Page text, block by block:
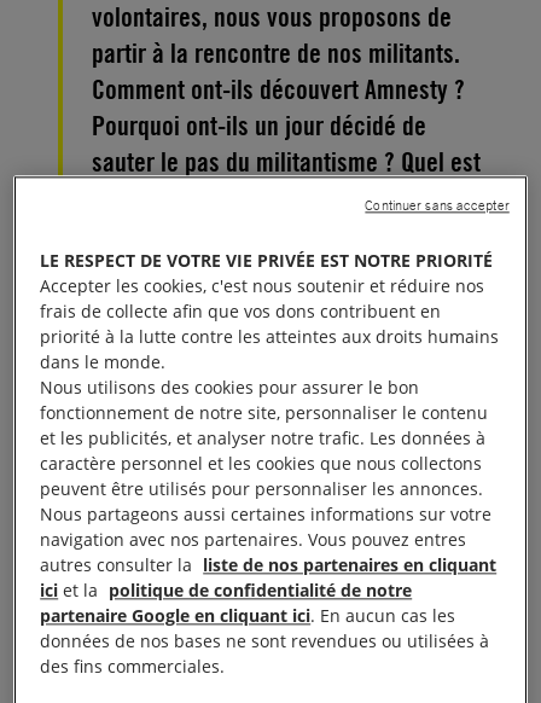
volontaires, nous vous proposons de
partir à la rencontre de nos militants.
Comment ont-ils découvert Amnesty ?
Pourquoi ont-ils un jour décidé de
sauter le pas du militantisme ? Quel est
leur espoir le plus fou ou leur plus belle
rencontre de Xavier, 50 ans, membre
d’Amnesty depuis 1994 !
LE RESPECT DE VOTRE VIE PRIVÉE EST NOTRE PRIORITÉ
Accepter les cookies, c'est nous soutenir et réduire nos
frais de collecte afin que vos dons contribuent en
priorité à la lutte contre les atteintes aux droits humains
dans le monde.
Nous utilisons des cookies pour assurer le bon
fonctionnement de notre site, personnaliser le contenu
et les publicités, et analyser notre trafic. Les données à
caractère personnel et les cookies que nous collectons
peuvent être utilisés pour personnaliser les annonces.
Nous partageons aussi certaines informations sur votre
navigation avec nos partenaires. Vous pouvez entres
autres consulter la liste de nos partenaires en cliquant
ici et la politique de confidentialité de notre
partenaire Google en cliquant ici. En aucun cas les
données de nos bases ne sont revendues ou utilisées à
des fins commerciales.
Continuer sans accepter